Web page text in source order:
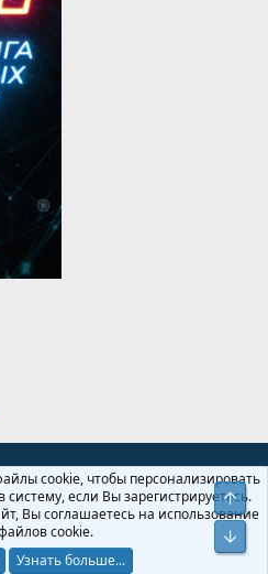
конфиденциальности Помощь
2026 Brivium LLC.Локализация от
cookie, чтобы персонализировать
если Вы зарегистрируетесь.
Вы соглашаетесь на использование
cookie.
Узнать больше...